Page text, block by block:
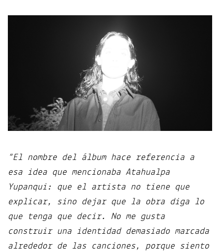
“El nombre del álbum hace referencia a
esa idea que mencionaba Atahualpa
Yupanqui: que el artista no tiene que
explicar, sino dejar que la obra diga lo
que tenga que decir. No me gusta
construir una identidad demasiado marcada
alrededor de las canciones, porque siento